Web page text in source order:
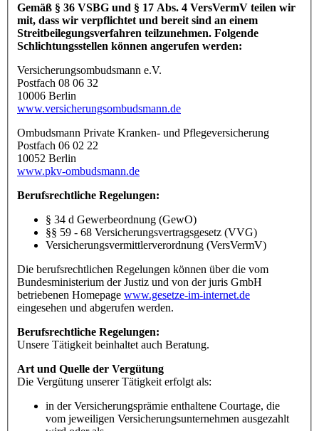
Gemäß § 36 VSBG und § 17 Abs. 4 VersVermV teilen wir
mit, dass wir verpflichtet und bereit sind an einem
Streitbeilegungsverfahren teilzunehmen. Folgende
Schlichtungsstellen können angerufen werden:
Versicherungsombudsmann e.V.
Postfach 08 06 32
10006 Berlin
www.versicherungsombudsmann.de
Ombudsmann Private Kranken- und Pflegeversicherung
Postfach 06 02 22
10052 Berlin
www.pkv-ombudsmann.de
Berufsrechtliche Regelungen:
§ 34 d Gewerbeordnung (GewO)
§§ 59 - 68 Versicherungsvertragsgesetz (VVG)
Versicherungsvermittlerverordnung (VersVermV)
Die berufsrechtlichen Regelungen können über die vom
Bundesministerium der Justiz und von der juris GmbH
betriebenen Homepage www.gesetze-im-internet.de
eingesehen und abgerufen werden.
Berufsrechtliche Regelungen:
Unsere Tätigkeit beinhaltet auch Beratung.
Art und Quelle der Vergütung
Die Vergütung unserer Tätigkeit erfolgt als:
in der Versicherungsprämie enthaltene Courtage, die
vom jeweiligen Versicherungsunternehmen ausgezahlt